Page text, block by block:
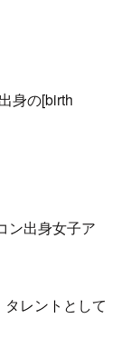
身の[birth
ン出身女子ア
レントとして